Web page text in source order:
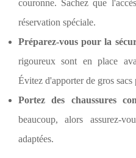
couronne. Sachez que
réservation spéciale.
Préparez-vous pour la
rigoureux sont en place
Évitez d'apporter de gros sacs
Portez des chaussures
beaucoup, alors assurez-
adaptées.